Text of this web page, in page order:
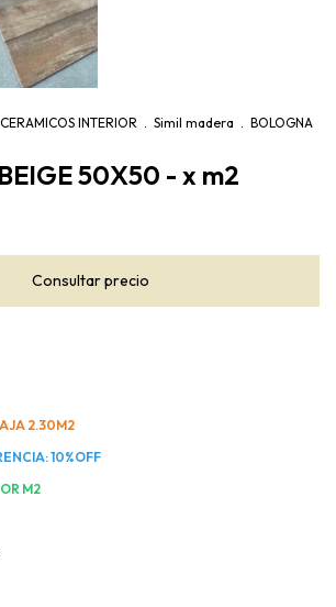
CERAMICOS INTERIOR Simil madera
BOLOGNA
50X50 - x m2
2.30M2
10%OFF
M2